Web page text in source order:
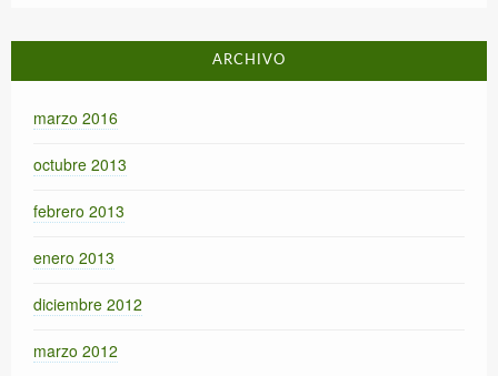
ARCHIVO
marzo 2016
octubre 2013
febrero 2013
enero 2013
diciembre 2012
marzo 2012